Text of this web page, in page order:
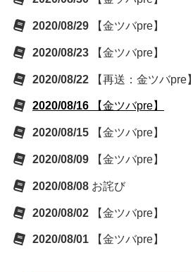
2020/08/29 【金ツバpre】
2020/08/23 【金ツバpre】
2020/08/22 【再送：金ツバpre】
2020/08/16 【金ツバpre】
2020/08/15 【金ツバpre】
2020/08/09 【金ツバpre】
2020/08/08 お詫び
2020/08/02 【金ツバpre】
2020/08/01 【金ツバpre】